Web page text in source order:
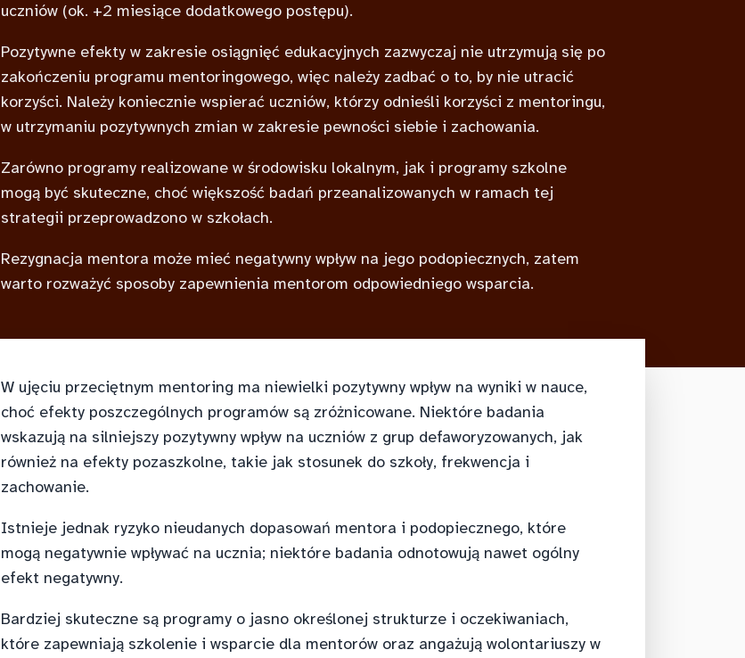
uczniów (ok. +2 miesiące dodatkowego postępu).
Pozytywne efekty w zakresie osiągnięć edukacyjnych zazwyczaj nie utrzymują się po
zakończeniu programu mentoringowego, więc należy zadbać o to, by nie utracić
korzyści. Należy koniecznie wspierać uczniów, którzy odnieśli korzyści z mentoringu,
w utrzymaniu pozytywnych zmian w zakresie pewności siebie i zachowania.
Zarówno programy realizowane w środowisku lokalnym, jak i programy szkolne
mogą być skuteczne, choć większość badań przeanalizowanych w ramach tej
strategii przeprowadzono w szkołach.
Rezygnacja mentora może mieć negatywny wpływ na jego podopiecznych, zatem
warto rozważyć sposoby zapewnienia mentorom odpowiedniego wsparcia.
W ujęciu przeciętnym mentoring ma niewielki pozytywny wpływ na wyniki w nauce,
choć efekty poszczególnych programów są zróżnicowane. Niektóre badania
wskazują na silniejszy pozytywny wpływ na uczniów z grup defaworyzowanych, jak
również na efekty pozaszkolne, takie jak stosunek do szkoły, frekwencja i
zachowanie.
Istnieje jednak ryzyko nieudanych dopasowań mentora i podopiecznego, które
mogą negatywnie wpływać na ucznia; niektóre badania odnotowują nawet ogólny
efekt negatywny.
Bardziej skuteczne są programy o jasno określonej strukturze i oczekiwaniach,
które zapewniają szkolenie i wsparcie dla mentorów oraz angażują wolontariuszy w